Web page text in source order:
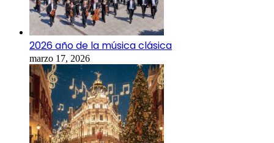
2026 año de la música clásica
marzo 17, 2026